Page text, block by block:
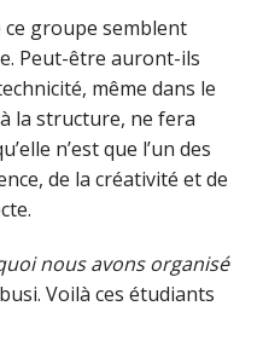
ce groupe semblent
Peut-être auront-ils
même dans le
la structure, ne fera
n’est que l’un des
de la créativité et de
nous avons organisé
Voilà ces étudiants